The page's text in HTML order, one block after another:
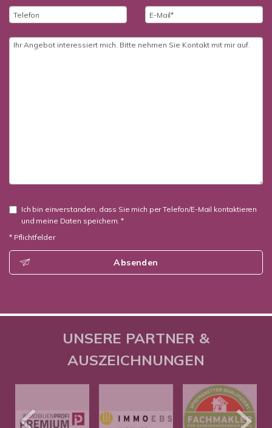
Ich bin einverstanden, dass Sie mich per Telefon/E-Mail kontaktieren
und meine Daten speichern. *
* Pflichtfelder
Absenden
UNSERE PARTNER &
AUSZEICHNUNGEN